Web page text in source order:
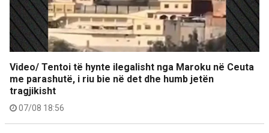
Video/ Tentoi të hynte ilegalisht nga Maroku në Ceuta
me parashutë, i riu bie në det dhe humb jetën
tragjikisht
07/08 18:56